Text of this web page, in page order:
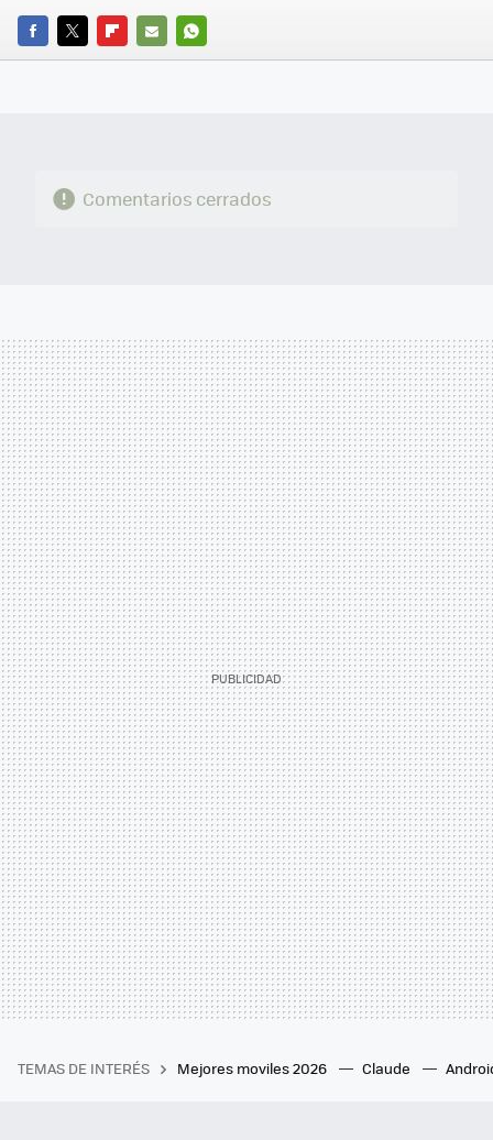
FACEBOOK
TWITTERFLIPBOARD
E-
WHATSAPP
Comentarios cerrados
TEMAS DE INTERÉS Mejores moviles 2026 Claude